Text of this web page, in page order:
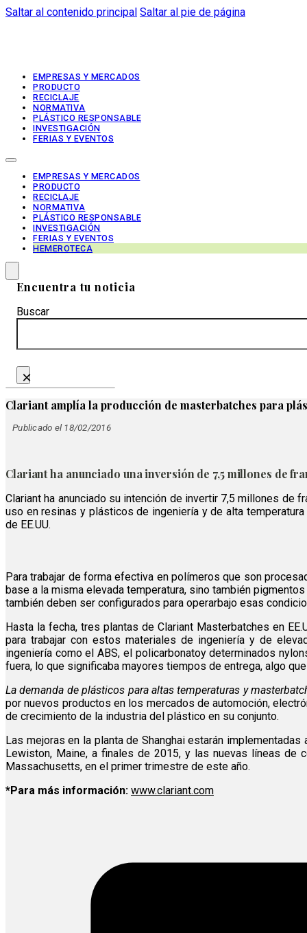
Saltar al contenido principal Saltar al pie de página
EMPRESAS Y MERCADOS
PRODUCTO
RECICLAJE
NORMATIVA
PLÁSTICO RESPONSABLE
INVESTIGACIÓN
FERIAS Y EVENTOS
EMPRESAS Y MERCADOS
PRODUCTO
RECICLAJE
NORMATIVA
PLÁSTICO RESPONSABLE
INVESTIGACIÓN
FERIAS Y EVENTOS
HEMEROTECA
Encuentra tu noticia
Buscar
×
Clariant amplía la producción de masterbatches para
Publicado el 18/02/2016
Clariant ha anunciado una inversión de 7,5 millones de
Clariant ha anunciado su intención de invertir 7,5 millones
uso en resinas y plásticos de ingeniería y de alta
de EE.UU.
Para trabajar de forma efectiva en polímeros que son
base a la misma elevada temperatura, sino también
también deben ser configurados para operarbajo esas
Hasta la fecha, tres plantas de Clariant Masterbatches en
para trabajar con estos materiales de ingeniería y de
ingeniería como el ABS, el policarbonatoy determinados
fuera, lo que significaba mayores tiempos de entrega, algo
La demanda de plásticos para altas temperaturas y
por nuevos productos en los mercados de automoción,
de crecimiento de la industria del plástico en su conjunto.
Las mejoras en la planta de Shanghai estarán
Lewiston, Maine, a finales de 2015, y las nuevas líneas de
Massachusetts, en el primer trimestre de este año.
*Para más información: www.clariant.com